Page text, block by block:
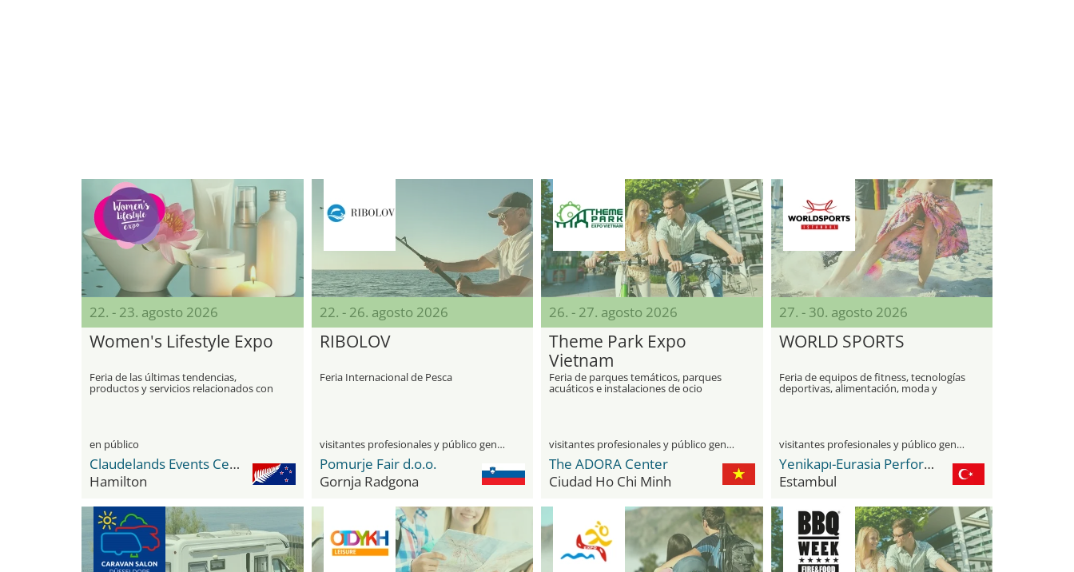
22. - 23. agosto 2026
Women's Lifestyle Expo
Feria de las últimas tendencias,
productos y servicios relacionados con
la vida de la mujer moderna
en público
Claudelands Events Centre
Hamilton
22. - 26. agosto 2026
RIBOLOV
Feria Internacional de Pesca
visitantes profesionales y público general
Pomurje Fair d.o.o.
Gornja Radgona
26. - 27. agosto 2026
Theme Park Expo
Vietnam
Feria de parques temáticos, parques
acuáticos e instalaciones de ocio
visitantes profesionales y público general
The ADORA Center
Ciudad Ho Chi Minh
27. - 30. agosto 2026
WORLD SPORTS
Feria de equipos de fitness, tecnologías
deportivas, alimentación, moda y
bienestar
visitantes profesionales y público general
Yenikapı-Eurasia Performance and Art Center
Estambul